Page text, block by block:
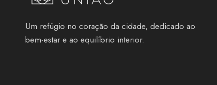
Um refúgio no coração da cidade, dedicado ao
bem-estar e ao equilíbrio interior.